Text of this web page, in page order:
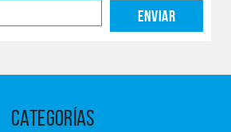
Enviar
CATEGORÍAS